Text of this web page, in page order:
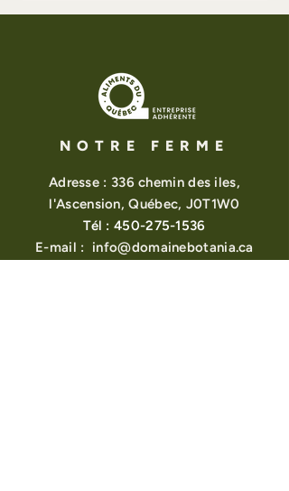
NOTRE FERME
Adresse : 336 chemin des iles,
l'Ascension, Québec, J0T1W0
Tél :450-275-1536
E-mail : info@domainebotania.ca